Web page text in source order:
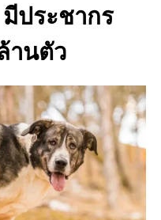
ประชากร
านตัว